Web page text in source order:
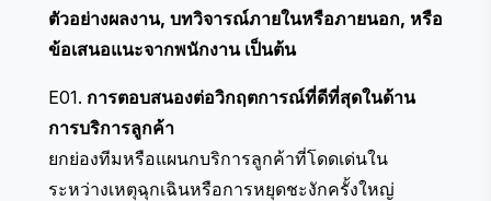
ตัวอย่างผลงาน, บทวิจารณ์ภายในหรือภายนอก, หรือ
ข้อเสนอแนะจากพนักงาน เป็นต้น
E01. การตอบสนองต่อวิกฤตการณ์ที่ดีที่สุดในด้าน
การบริการลูกค้า
ยกย่องทีมหรือแผนกบริการลูกค้าที่โดดเด่นใน
ระหว่างเหตุฉุกเฉินหรือการหยุดชะงักครั้งใหญ่